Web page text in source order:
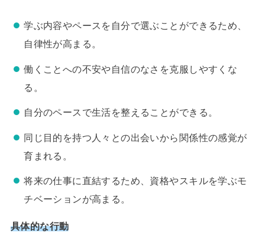
学ぶ内容やペースを自分で選ぶことができるため、
自律性が高まる。
働くことへの不安や自信のなさを克服しやすくな
る。
自分のペースで生活を整えることができる。
同じ目的を持つ人々との出会いから関係性の感覚が
育まれる。
将来の仕事に直結するため、資格やスキルを学ぶモ
チベーションが高まる。
具体的な行動